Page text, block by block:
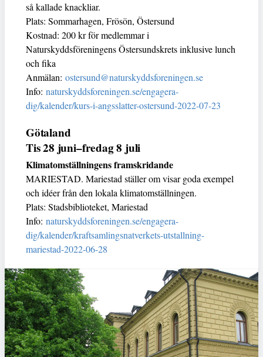
så kallade knackliar.
Plats: Sommarhagen, Frösön, Östersund
Kostnad: 200 kr för medlemmar i
Naturskyddsföreningens Östersundskrets inklusive lunch
och fika
Anmälan: ostersund@naturskyddsforeningen.se
Info: naturskyddsforeningen.se/engagera-
dig/kalender/kurs-i-angsslatter-ostersund-2022-07-23
Götaland
Tis 28 juni–fredag 8 juli
Klimatomställningens framskridande
MARIESTAD. Mariestad ställer om visar goda exempel
och idéer från den lokala klimatomställningen.
Plats: Stadsbiblioteket, Mariestad
Info: naturskyddsforeningen.se/engagera-
dig/kalender/kraftsamlingsnatverkets-utstallning-
mariestad-2022-06-28